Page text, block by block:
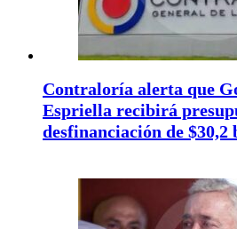
Contraloría alerta que
Espriella recibirá
desfinanciación de $30,2